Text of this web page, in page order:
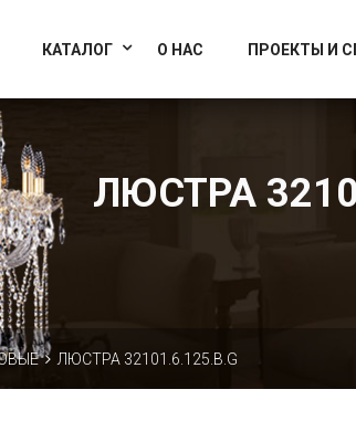
Light
КАТАЛОГ О НАС ПРОЕКТЫ И
ЛЮСТРА
ЛЮСТРА 32101.6.125.B.G